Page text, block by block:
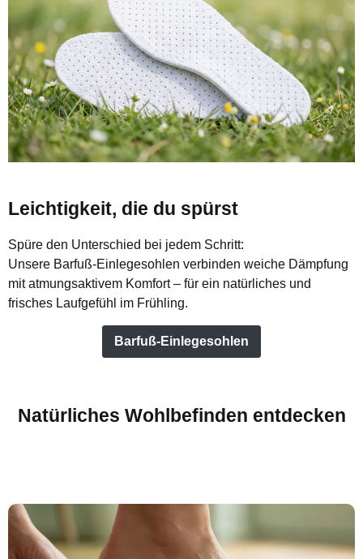
Leichtigkeit, die du spürst
Spüre den Unterschied bei jedem Schritt:
Unsere Barfuß-Einlegesohlen verbinden weiche Dämpfung
mit atmungsaktivem Komfort – für ein natürliches und
frisches Laufgefühl im Frühling.
Barfuß-Einlegesohlen
Natürliches Wohlbefinden entdecken